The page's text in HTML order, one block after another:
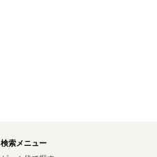
検索メニュー